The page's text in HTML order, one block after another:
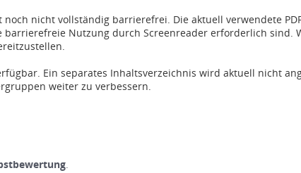
nicht vollständig barrierefrei. Die aktuell verwendete
Nutzung durch Screenreader erforderlich sind.
Ein separates Inhaltsverzeichnis wird aktuell nicht
weiter zu verbessern.
.